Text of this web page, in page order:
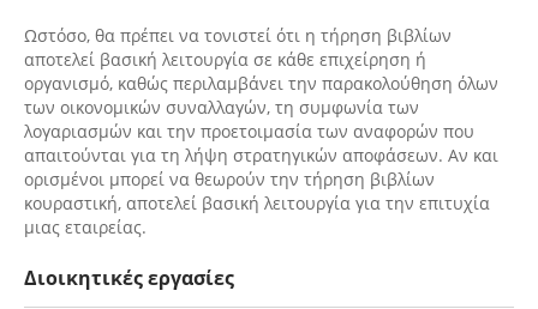
Ωστόσο, θα πρέπει να τονιστεί ότι η τήρηση βιβλίων
αποτελεί βασική λειτουργία σε κάθε επιχείρηση ή
οργανισμό, καθώς περιλαμβάνει την παρακολούθηση όλων
των οικονομικών συναλλαγών, τη συμφωνία των
λογαριασμών και την προετοιμασία των αναφορών που
απαιτούνται για τη λήψη στρατηγικών αποφάσεων. Αν και
ορισμένοι μπορεί να θεωρούν την τήρηση βιβλίων
κουραστική, αποτελεί βασική λειτουργία για την επιτυχία
μιας εταιρείας.
Διοικητικές εργασίες